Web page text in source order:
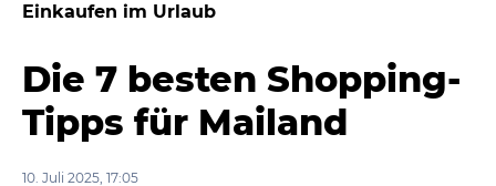
Einkaufen im Urlaub
Die 7 besten Shopping-
Tipps für Mailand
10. Juli 2025, 17:05